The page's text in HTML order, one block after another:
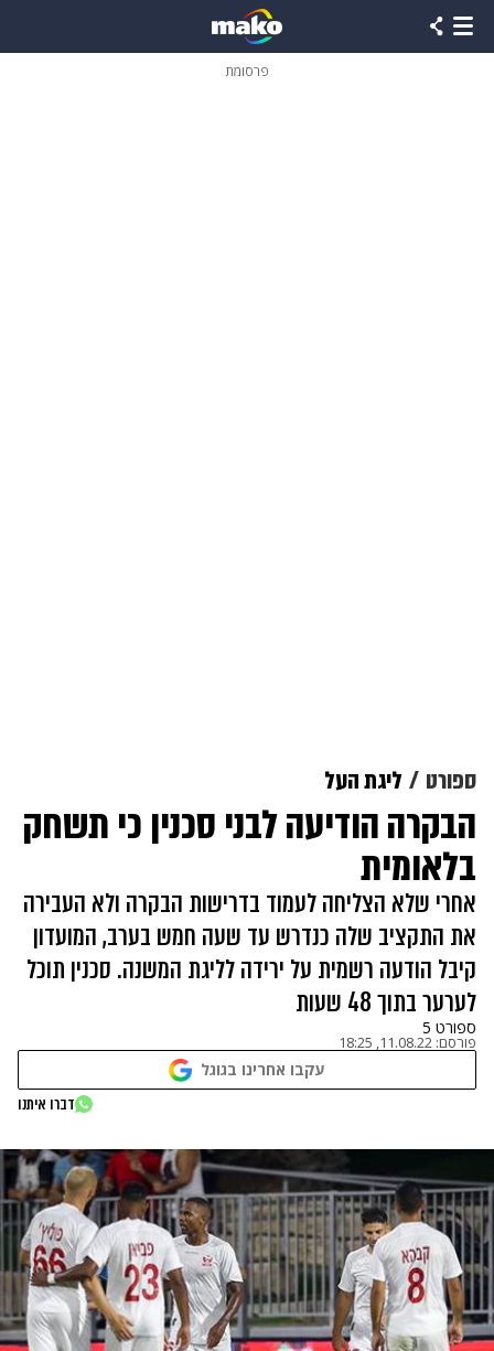
פרסומת
ספורט ליגת העל
הבקרה הודיעה לבני סכנין כי תשחק
בלאומית
אחרי שלא הצליחה לעמוד בדרישות הבקרה ולא העבירה
את התקציב שלה כנדרש עד שעה חמש בערב, המועדון
קיבל הודעה רשמית על ירידה לליגת המשנה. סכנין תוכל
לערער בתוך 48 שעות
ספורט 5
פורסם: 11.08.22, 18:25
עקבו אחרינו בגוגל
דברו איתנו